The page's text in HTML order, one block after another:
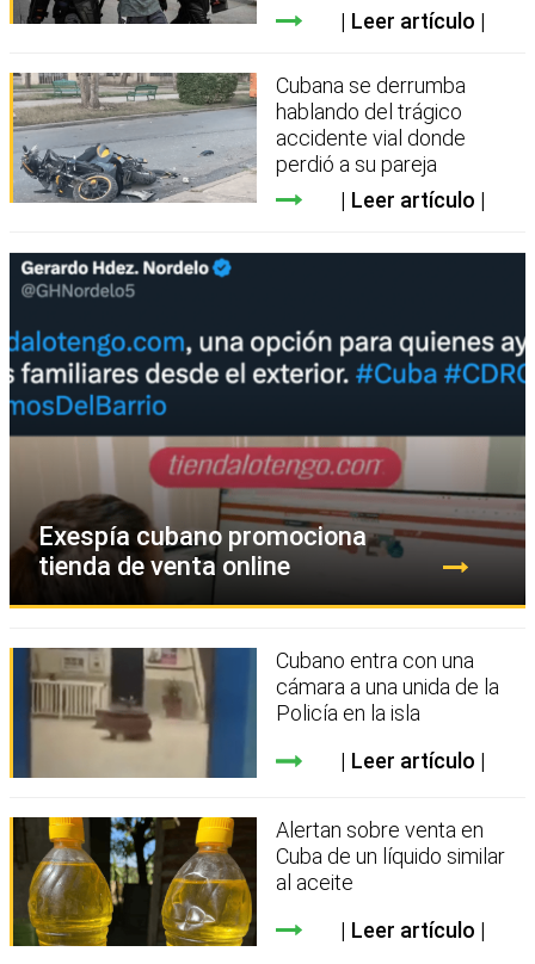
Leer artículo
Cubana se derrumba
hablando del trágico
accidente vial donde
perdió a su pareja
Leer artículo
Exespía cubano promociona
tienda de venta online
Cubano entra con una
cámara a una unida de la
Policía en la isla
Leer artículo
Alertan sobre venta en
Cuba de un líquido similar
al aceite
Leer artículo